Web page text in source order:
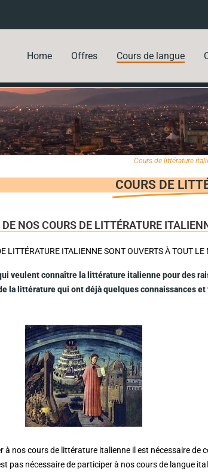
Home Offres Cours de langue
Cours de littérature
COURS DE
NOS COURS DE LITTÉRATURE
LITTÉRATURE ITALIENNE SONT OUVERTS À TOUT LE
veulent connaître la littérature italienne pour des
la littérature qui ont déjà quelques connaissances
à nos cours de littérature italienne il est nécessaire
pas nécessaire de participer à nos cours de langue